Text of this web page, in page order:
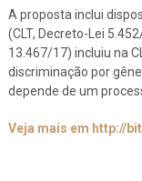
A proposta inclui
(CLT, Decreto-Lei
13.467/17) incluiu na
discriminação por
depende de um
Veja mais em http://